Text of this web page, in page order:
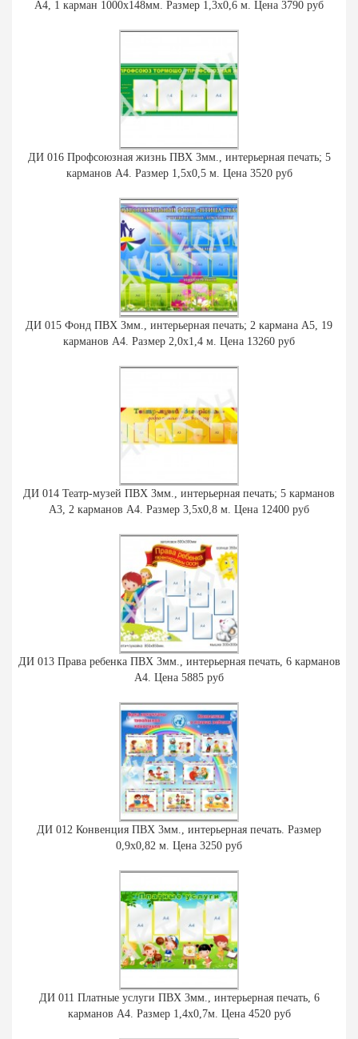
А4, 1 карман 1000х148мм. Размер 1,3х0,6 м. Цена 3790 руб
ДИ 016 Профсоюзная жизнь ПВХ 3мм., интерьерная печать; 5
карманов А4. Размер 1,5х0,5 м. Цена 3520 руб
ДИ 015 Фонд ПВХ 3мм., интерьерная печать; 2 кармана А5, 19
карманов А4. Размер 2,0х1,4 м. Цена 13260 руб
ДИ 014 Театр-музей ПВХ 3мм., интерьерная печать; 5 карманов
А3, 2 карманов А4. Размер 3,5х0,8 м. Цена 12400 руб
ДИ 013 Права ребенка ПВХ 3мм., интерьерная печать, 6 карманов
А4. Цена 5885 руб
ДИ 012 Конвенция ПВХ 3мм., интерьерная печать. Размер
0,9х0,82 м. Цена 3250 руб
ДИ 011 Платные услуги ПВХ 3мм., интерьерная печать, 6
карманов А4. Размер 1,4х0,7м. Цена 4520 руб